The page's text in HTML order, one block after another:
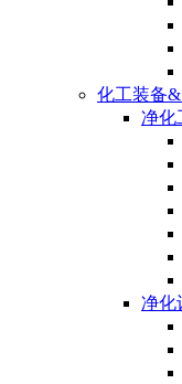
化工装备
净化
净化